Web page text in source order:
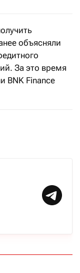
объясняли
За это время
BNK Finance